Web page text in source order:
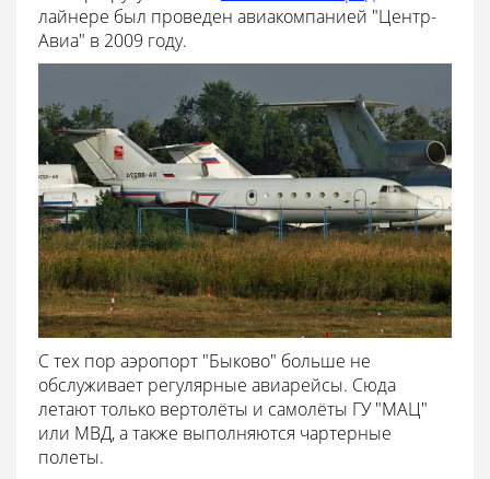
лайнере был проведен авиакомпанией "Центр-
Авиа" в 2009 году.
С тех пор аэропорт "Быково" больше не
обслуживает регулярные авиарейсы. Сюда
летают только вертолёты и самолёты ГУ "МАЦ"
или МВД, а также выполняются чартерные
полеты.